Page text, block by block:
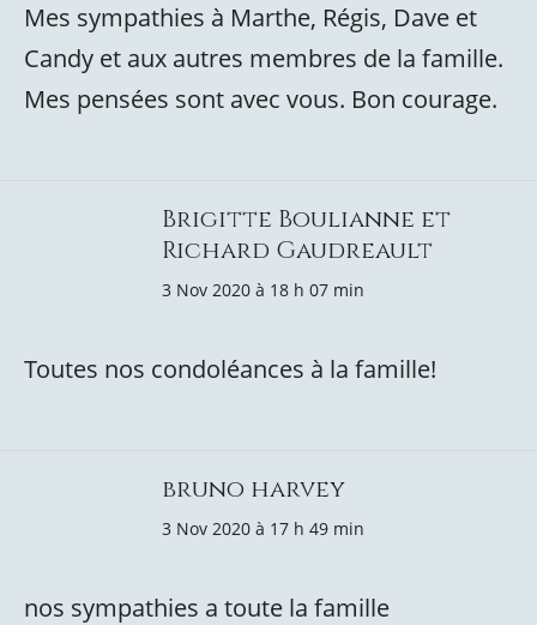
Mes sympathies à Marthe, Régis, Dave et
Candy et aux autres membres de la famille.
Mes pensées sont avec vous. Bon courage.
Brigitte Boulianne et
Richard Gaudreault
3 Nov 2020 à 18 h 07 min
Toutes nos condoléances à la famille!
bruno harvey
3 Nov 2020 à 17 h 49 min
nos sympathies a toute la famille